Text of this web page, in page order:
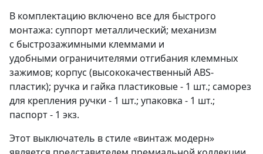
В комплектацию включено все для быстрого
монтажа: суппорт металлический; механизм
с быстрозажимными клеммами и
удобными ограничителями отгибания клеммных
зажимов; корпус (высококачественный ABS-
пластик); ручка и гайка пластиковые - 1 шт.; саморез
для крепления ручки - 1 шт.; упаковка - 1 шт.;
паспорт - 1 экз.
Этот выключатель в стиле «винтаж модерн»